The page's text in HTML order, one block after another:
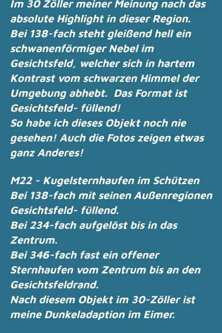
Im 30 Zöller meiner Meinung nach das
absolute Highlight in dieser Region.
Bei 138-fach steht gleißend hell ein
schwanenförmiger Nebel im
Gesichtsfeld, welcher sich in hartem
Kontrast vom schwarzen Himmel der
Umgebung abhebt. Das Format ist
Gesichtsfeld- füllend!
So habe ich dieses Objekt noch nie
gesehen! Auch die Fotos zeigen etwas
ganz Anderes!
M22 - Kugelsternhaufen im Schützen
Bei 138-fach mit seinen Außenregionen
Gesichtsfeld- füllend.
Bei 234-fach aufgelöst bis in das
Zentrum.
Bei 346-fach fast ein offener
Sternhaufen vom Zentrum bis an den
Gesichtsfeldrand.
Nach diesem Objekt im 30-Zöller ist
meine Dunkeladaption im Eimer.